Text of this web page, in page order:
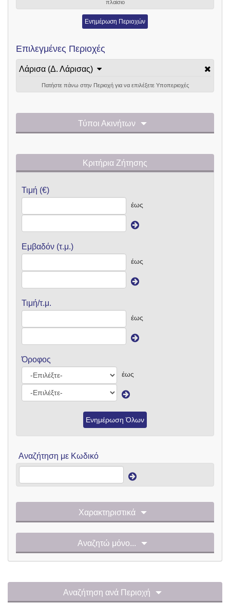
πλαίσιο
Ενημέρωση Περιοχών
Επιλεγμένες Περιοχές
Λάρισα (Δ. Λάρισας)
Πατήστε πάνω στην Περιοχή για να επιλέξετε Υποπεριοχές
Τύποι Ακινήτων
Κριτήρια Ζήτησης
Τιμή (€)
έως
Εμβαδόν (τ.μ.)
έως
Τιμή/τ.μ.
έως
Όροφος
έως
Ενημέρωση Όλων
Αναζήτηση με Κωδικό
Χαρακτηριστικά
Αναζητώ μόνο...
Αναζήτηση ανά Περιοχή